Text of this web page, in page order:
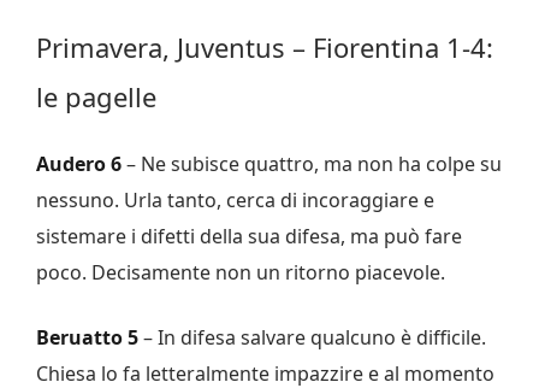
Primavera, Juventus – Fiorentina 1-4:
le pagelle
Audero 6– Ne subisce quattro, ma non ha colpe su
nessuno. Urla tanto, cerca di incoraggiare e
sistemare i difetti della sua difesa, ma può fare
poco. Decisamente non un ritorno piacevole.
Beruatto 5– In difesa salvare qualcuno è difficile.
Chiesa lo fa letteralmente impazzire e al momento